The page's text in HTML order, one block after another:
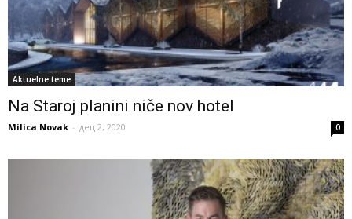
Aktuelne teme
Na Staroj planini niče nov hotel
Milica Novak - дец 2, 2020 0